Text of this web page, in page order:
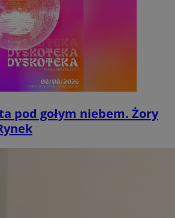
pod gołym niebem. Żory